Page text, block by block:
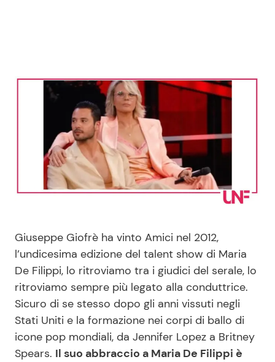
News Musica
News Spettacolo
Benessere
Moda e Style
Mondo Mamma
News benessere
Salute
Cucina e Ricette
Consigli di Cucina
Dolci
Le Ricette in TV
Primi Piatti
Ricette Facili e Veloci
Giuseppe Giofrè ha vinto Amici nel 2012,
l’undicesima edizione del talent show di Maria
De Filippi, lo ritroviamo tra i giudici del serale, lo
ritroviamo sempre più legato alla conduttrice.
Sicuro di se stesso dopo gli anni vissuti negli
Stati Uniti e la formazione nei corpi di ballo di
icone pop mondiali, da Jennifer Lopez a Britney
Spears. Il suo abbraccio a Maria De Filippi è